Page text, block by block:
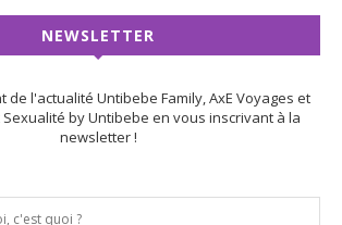
NEWSLETTER
de l'actualité Untibebe Family, AxE Voyages et
by Untibebe en vous inscrivant à la
newsletter !